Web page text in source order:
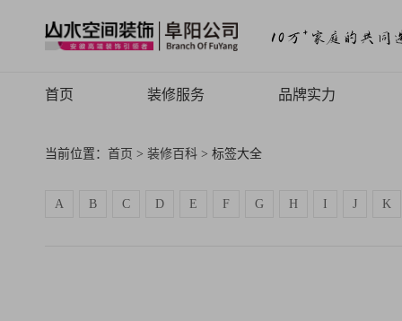
首页 装修服务 品牌实力
当前位置： 首页 > 装修百科 > 标签大全
A B C D E F G H I J K